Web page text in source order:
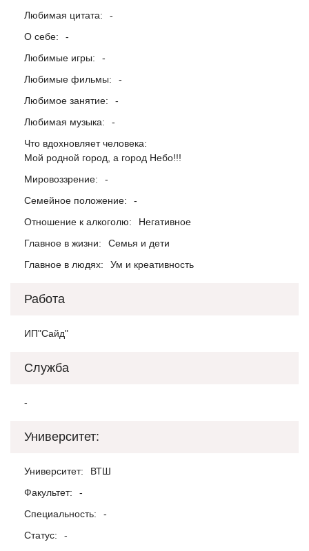
Любимая цитата:
-
О себе:
-
Любимые игры:
-
Любимые фильмы:
-
Любимое занятие:
-
Любимая музыка:
-
Что вдохновляет человека:
Мой родной город, а город Небо!!!
Мировоззрение:
-
Семейное положение:
-
Отношение к алкоголю:
Негативное
Главное в жизни:
Семья и дети
Главное в людях:
Ум и креативность
Работа
ИП"Сайд"
Служба
-
Университет:
Университет:
ВТШ
Факультет:
-
Специальность:
-
Статус:
-